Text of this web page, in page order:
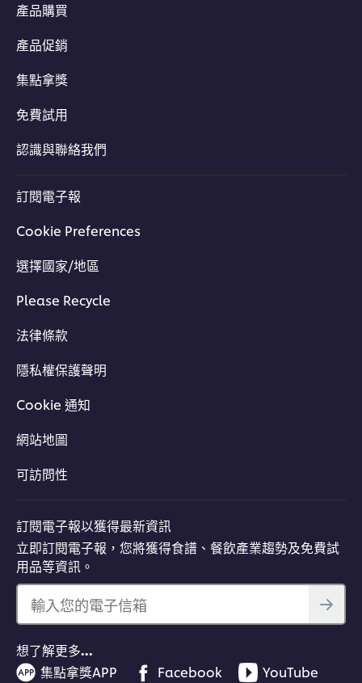
產品購買
產品促銷
集點拿獎
免費試用
認識與聯絡我們
訂閱電子報
Cookie Preferences
選擇國家/地區
Please Recycle
法律條款
隱私權保護聲明
Cookie 通知
網站地圖
可訪問性
訂閱電子報以獲得最新資訊
立即訂閱電子報，您將獲得食譜、餐飲產業趨勢及免費試
用品等資訊。
輸入您的電子信箱
想了解更多…
集點拿獎APP
Facebook YouTube